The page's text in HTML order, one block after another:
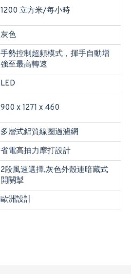
1200 立方米/每小時
灰色
手勢控制超頻模式，揮手自動增
強至最高轉速
LED
900 x 1271 x 460
多層式鋁質線圈過濾網
省電高抽力摩打設計
2段風速選擇,灰色外殼連暗藏式
開關掣
歐洲設計